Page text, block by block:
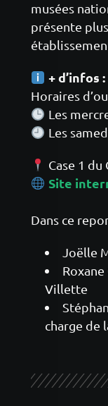
musées
présente
+ d’infos :
Horaires
Les
Les
Case 1
Site
Dans ce
Joëlle
Villette
charge de